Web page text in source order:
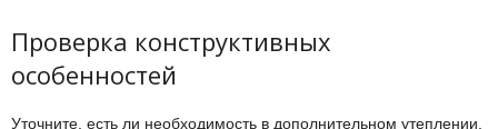
Проверка конструктивных
особенностей
Уточните, есть ли необходимость в дополнительном утеплении,